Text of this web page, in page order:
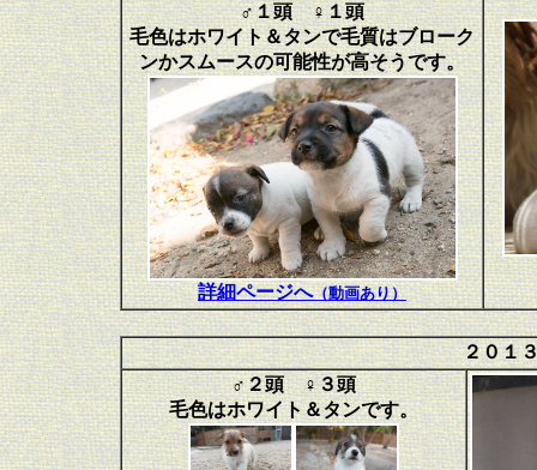
♂１頭 ♀１頭
毛色はホワイト＆タンで毛質はブローク
ンかスムースの可能性が高そうです。
詳細ページへ（動画あり）
２０１
♂２頭 ♀３頭
毛色はホワイト＆タンです。